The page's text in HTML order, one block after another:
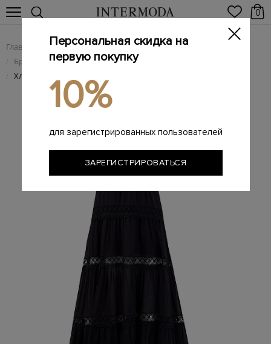
0
Главная Женщинам / Женская одежда
/ Брендовые женские платья
/ Хлопковое платье-макси Nadine с кружевной отделкой
Персональная скидка на
первую покупку
10%
для зарегистрированных пользователей
ЗАРЕГИСТРИРОВАТЬСЯ